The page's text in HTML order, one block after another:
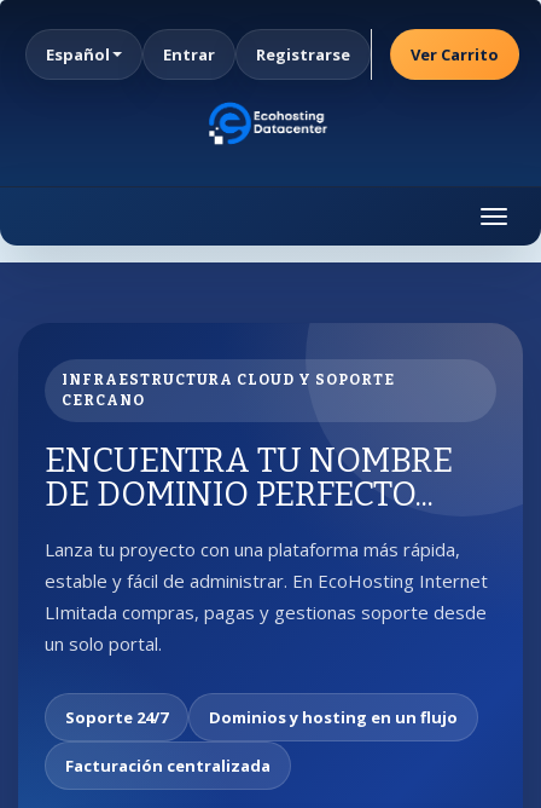
Español Entrar Registrarse Ver Carrito
INFRAESTRUCTURA CLOUD Y SOPORTE
CERCANO
ENCUENTRA TU NOMBRE
DE DOMINIO PERFECTO...
Lanza tu proyecto con una plataforma más rápida,
estable y fácil de administrar. En EcoHosting Internet
LImitada compras, pagas y gestionas soporte desde
un solo portal.
Soporte 24/7 Dominios y hosting en un flujo
Facturación centralizada